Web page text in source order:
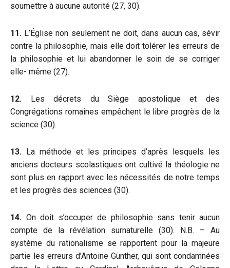
soumettre à aucune autorité (27, 30).
11. L’Église non seulement ne doit, dans aucun cas, sévir
contre la philosophie, mais elle doit tolérer les erreurs de
la philosophie et lui abandonner le soin de se corriger
elle- même (27).
12. Les décrets du Siège apostolique et des
Congrégations romaines empêchent le libre progrès de la
science (30).
13. La méthode et les principes d’après lesquels les
anciens docteurs scolastiques ont cultivé la théologie ne
sont plus en rapport avec les nécessités de notre temps
et les progrès des sciences (30).
14. On doit s’occuper de philosophie sans tenir aucun
compte de la révélation surnaturelle (30). N.B. – Au
système du rationalisme se rapportent pour la majeure
partie les erreurs d’Antoine Günther, qui sont condamnées